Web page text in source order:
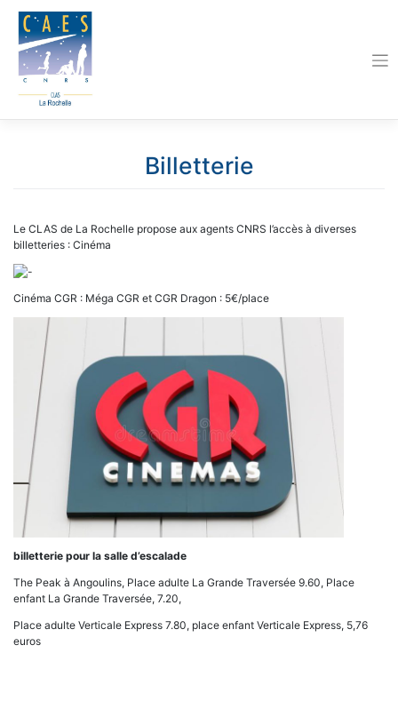
content
Billetterie
Le CLAS de La Rochelle propose aux agents CNRS l’accès à diverses
billetteries : Cinéma
Cinéma CGR : Méga CGR et CGR Dragon : 5€/place
billetterie pour la salle d’escalade
The Peak à Angoulins, Place adulte La Grande Traversée 9.60, Place
enfant La Grande Traversée, 7.20,
Place adulte Verticale Express 7.80, place enfant Verticale Express, 5,76
euros